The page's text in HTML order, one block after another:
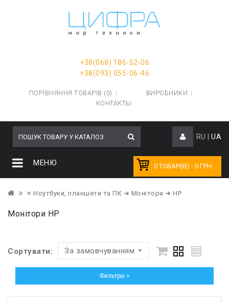
+38(068) 186-52-06
+38(093) 055-06-46
ПОРІВНЯННЯ ТОВАРІВ (0)
ВИРОБНИКИ
КОНТАКТЫ
RU UA
0 ТОВАР(ІВ) - 0 ГРН.
МЕНЮ
≡ Ноутбуки, планшети та ПК ➔ Монітори ➔ HP
Монітори HP
Сортувати: За замовчуванням
Фильтры >